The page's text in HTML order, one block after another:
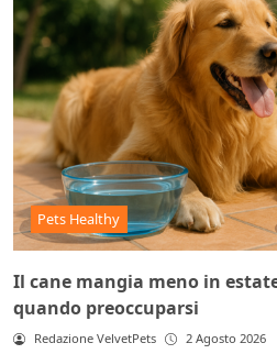
Pets Healthy
Il cane mangia meno in
quando preoccuparsi
Redazione VelvetPets 2 Agosto 2026